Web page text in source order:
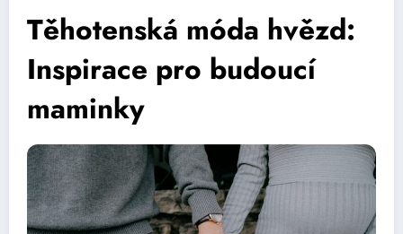
Těhotenská móda hvězd:
Inspirace pro budoucí
maminky